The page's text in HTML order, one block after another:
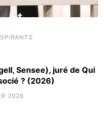
Sensee), juré de Qui
? (2026)
2026